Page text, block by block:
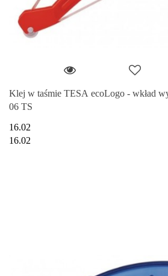
Klej w taśmie TESA ecoLogo - wkład
06 TS
16.02
16.02